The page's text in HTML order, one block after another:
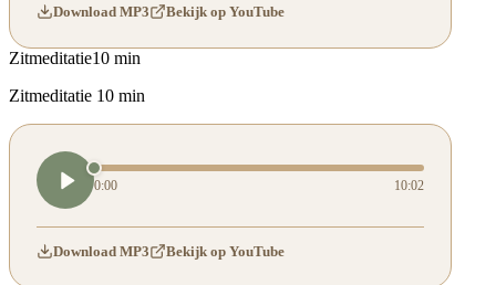
Download MP3 Bekijk op YouTube
Zitmeditatie10 min
Zitmeditatie 10 min
0:00 10:02
Download MP3 Bekijk op YouTube